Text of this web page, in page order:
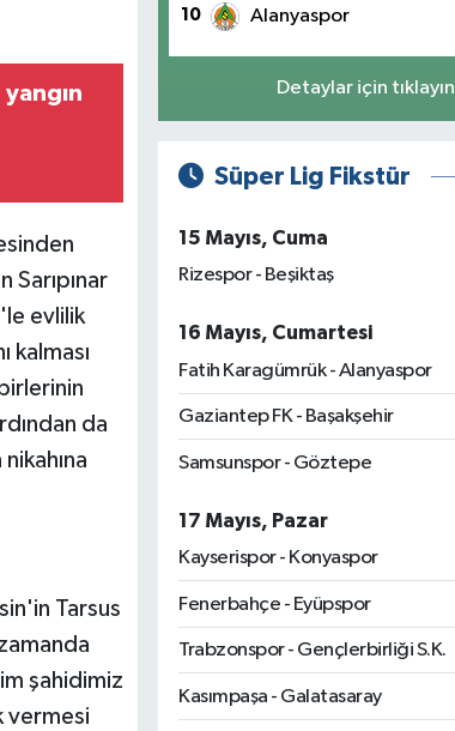
evlilik
kalması
da
Tarsus
şahidimiz
vermesi
10 Alanyaspor
Detaylar için tıklayın
Süper Lig Fikstür
15 Mayıs, Cuma
Rizespor - Beşiktaş
16 Mayıs, Cumartesi
Fatih Karagümrük - Alanyaspor
Gaziantep FK - Başakşehir
Samsunspor - Göztepe
17 Mayıs, Pazar
Kayserispor - Konyaspor
Fenerbahçe - Eyüpspor
Trabzonspor - Gençlerbirliği S.K.
Kasımpaşa - Galatasaray